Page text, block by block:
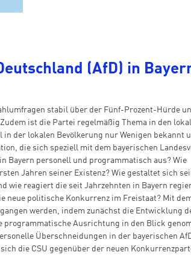
(AfD) in
stabil über der Fünf-Prozent-Hürde
ist die Partei regelmäßig Thema in den
der lokalen Bevölkerung nur Wenigen bekannt
die sich speziell mit dem bayerischen
Bayern personell und programmatisch aus? Wie
Jahren seiner Existenz? Wie gestaltet sich
wie reagiert die seit Jahrzehnten in Bayern
neue politische Konkurrenz im Freistaat? Mit
werden, indem zunächst die Entwicklung
programmatische Ausrichtung in den Blick
Überschneidungen in der bayerischen
die CSU gegenüber der neuen